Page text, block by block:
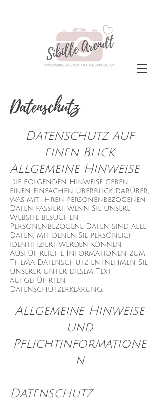
Datenschutz
Datenschutz auf
einen Blick
Allgemeine Hinweise
Die folgenden Hinweise geben
einen einfachen Überblick darüber,
was mit Ihren personenbezogenen
Daten passiert, wenn Sie unsere
Website besuchen.
Personenbezogene Daten sind alle
Daten, mit denen Sie persönlich
identifiziert werden können.
Ausführliche Informationen zum
Thema Datenschutz entnehmen Sie
unserer unter diesem Text
aufgeführten
Datenschutzerklärung.
Allgemeine Hinweise
und
Pflichtinformatione
n
Datenschutz